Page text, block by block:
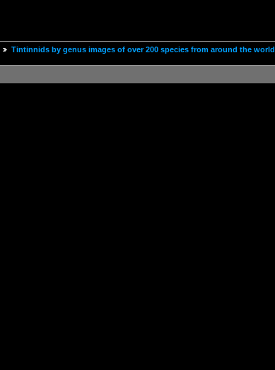
Tintinnids by genus images of over 200 species from around the world